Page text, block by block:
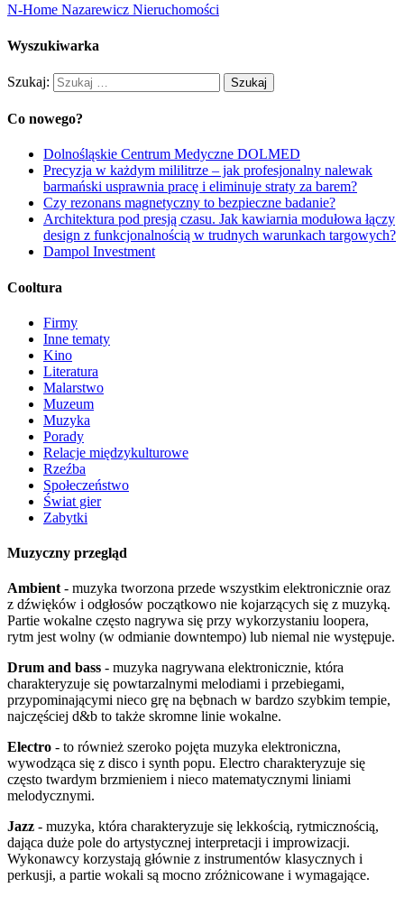
N-Home Nazarewicz Nieruchomości
Wyszukiwarka
Szukaj:
Co nowego?
Dolnośląskie Centrum Medyczne DOLMED
Precyzja w każdym mililitrze – jak profesjonalny nalewak
barmański usprawnia pracę i eliminuje straty za barem?
Czy rezonans magnetyczny to bezpieczne badanie?
Architektura pod presją czasu. Jak kawiarnia modułowa łączy
design z funkcjonalnością w trudnych warunkach targowych?
Dampol Investment
Cooltura
Firmy
Inne tematy
Kino
Literatura
Malarstwo
Muzeum
Muzyka
Porady
Relacje międzykulturowe
Rzeźba
Społeczeństwo
Świat gier
Zabytki
Muzyczny przegląd
Ambient- muzyka tworzona przede wszystkim elektronicznie oraz
z dźwięków i odgłosów początkowo nie kojarzących się z muzyką.
Partie wokalne często nagrywa się przy wykorzystaniu loopera,
rytm jest wolny (w odmianie downtempo) lub niemal nie występuje.
Drum and bass - muzyka nagrywana elektronicznie, która
charakteryzuje się powtarzalnymi melodiami i przebiegami,
przypominającymi nieco grę na bębnach w bardzo szybkim tempie,
najczęściej d&b to także skromne linie wokalne.
Electro - to również szeroko pojęta muzyka elektroniczna,
wywodząca się z disco i synth popu. Electro charakteryzuje się
często twardym brzmieniem i nieco matematycznymi liniami
melodycznymi.
Jazz - muzyka, która charakteryzuje się lekkością, rytmicznością,
dająca duże pole do artystycznej interpretacji i improwizacji.
Wykonawcy korzystają głównie z instrumentów klasycznych i
perkusji, a partie wokali są mocno zróżnicowane i wymagające.